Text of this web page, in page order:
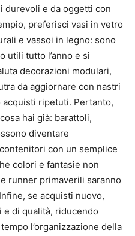
durevoli e da oggetti con
preferisci vasi in vetro
e vassoi in legno: sono
utili tutto l’anno e si
decorazioni modulari,
da aggiornare con nastri
ripetuti. Pertanto,
hai già: barattoli,
diventare
con un semplice
colori e fantasie non
runner primaverili saranno
se acquisti nuovo,
di qualità, riducendo
l’organizzazione della